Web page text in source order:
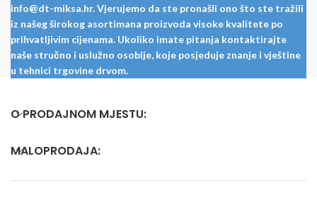
info@dt-miksa.hr. Vjerujemo da ste pronašli ono što ste tražili
iz našeg širokog asortimana proizvoda visoke kvalitete po
prihvatljivim cijenama. Ukoliko imate pitanja kontaktirajte
naše stručno i uslužno osoblje, koje posjeduje znanje i vještine
u tehnici trgovine drvom.
O PRODAJNOM MJESTU:
MALOPRODAJA: